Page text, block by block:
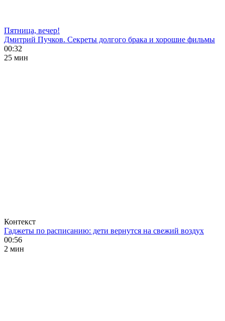
Пятница, вечер!
Дмитрий Пучков. Секреты долгого брака и хорошие фильмы
00:32
25 мин
Контекст
Гаджеты по расписанию: дети вернутся на свежий воздух
00:56
2 мин